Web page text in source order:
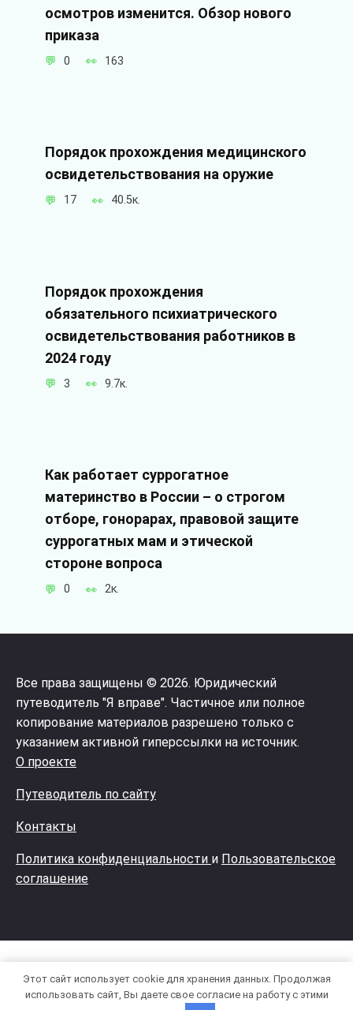
осмотров изменится. Обзор нового
приказа
0 163
Порядок прохождения медицинского
освидетельствования на оружие
17 40.5к.
Порядок прохождения
обязательного психиатрического
освидетельствования работников в
2024 году
3 9.7к.
Как работает суррогатное
материнство в России – о строгом
отборе, гонорарах, правовой защите
суррогатных мам и этической
стороне вопроса
0 2к.
Все права защищены © 2026. Юридический
путеводитель "Я вправе". Частичное или полное
копирование материалов разрешено только с
указанием активной гиперссылки на источник.
О проекте
Путеводитель по сайту
Контакты
Политика конфиденциальности и Пользовательское
соглашение
Этот сайт использует cookie для хранения данных. Продолжая
использовать сайт, Вы даете свое согласие на работу с этими